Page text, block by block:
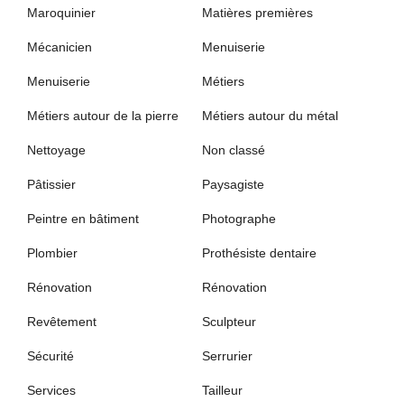
Maroquinier Matières premières
Mécanicien Menuiserie
Menuiserie Métiers
Métiers autour de la pierre Métiers autour du métal
Nettoyage Non classé
Pâtissier Paysagiste
Peintre en bâtiment Photographe
Plombier Prothésiste dentaire
Rénovation Rénovation
Revêtement Sculpteur
Sécurité Serrurier
Services Tailleur